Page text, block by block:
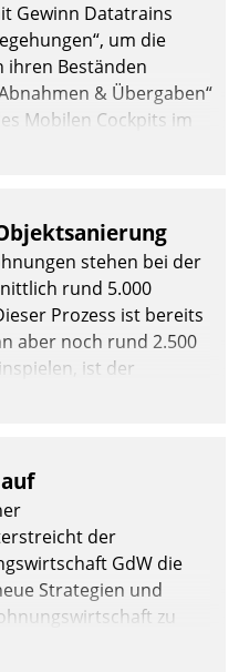
Gewinn Datatrains
um die
ihren Beständen
& Übergaben“
Mobilen Cockpits im
stehen bei der
rund 5.000
Prozess ist bereits
aber noch rund 2.500
ist der
immens. Im
daher
GmbH den
digitalisiert.
der
GdW die
Strategien und
zu